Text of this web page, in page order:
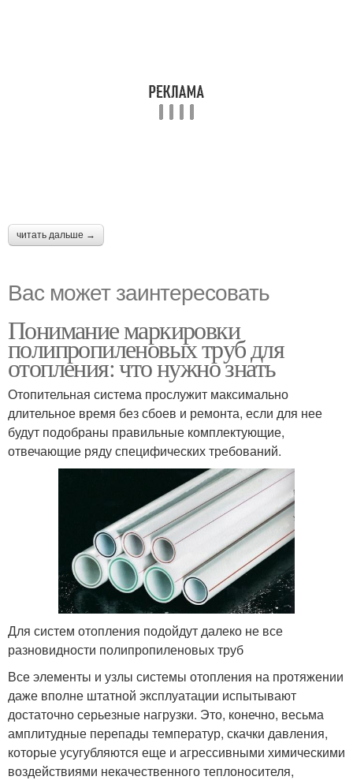
читать дальше →
Вас может заинтересовать
Понимание маркировки
полипропиленовых труб для
отопления: что нужно знать
Отопительная система прослужит максимально
длительное время без сбоев и ремонта, если для нее
будут подобраны правильные комплектующие,
отвечающие ряду специфических требований.
Для систем отопления подойдут далеко не все
разновидности полипропиленовых труб
Все элементы и узлы системы отопления на протяжении
даже вполне штатной эксплуатации испытывают
достаточно серьезные нагрузки. Это, конечно, весьма
амплитудные перепады температур, скачки давления,
которые усугубляются еще и агрессивными химическими
воздействиями некачественного теплоносителя,